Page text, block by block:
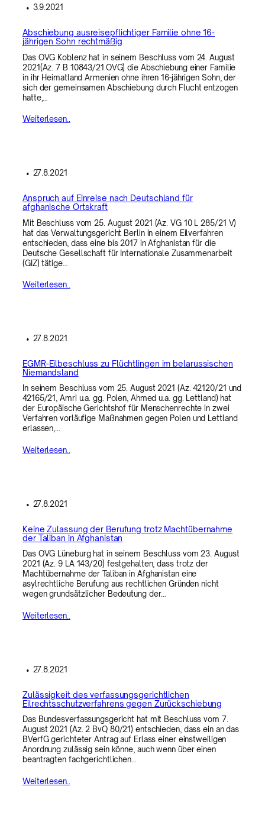
• 3.9.2021
Abschiebung ausreisepflichtiger Familie ohne 16-
jährigen Sohn rechtmäßig
Das OVG Koblenz hat in seinem Beschluss vom 24. August
2021(Az. 7 B 10843/21.OVG) die Abschiebung einer Familie
in ihr Heimatland Armenien ohne ihren 16-jährigen Sohn, der
sich der gemeinsamen Abschiebung durch Flucht entzogen
hatte,…
Weiterlesen..
• 27.8.2021
Anspruch auf Einreise nach Deutschland für
afghanische Ortskraft
Mit Beschluss vom 25. August 2021 (Az. VG 10 L 285/21 V)
hat das Verwaltungsgericht Berlin in einem Eilverfahren
entschieden, dass eine bis 2017 in Afghanistan für die
Deutsche Gesellschaft für Internationale Zusammenarbeit
(GIZ) tätige…
Weiterlesen..
• 27.8.2021
EGMR-Eilbeschluss zu Flüchtlingen im belarussischen
Niemandsland
In seinem Beschluss vom 25. August 2021 (Az. 42120/21 und
42165/21, Amri u.a. gg. Polen, Ahmed u.a. gg. Lettland) hat
der Europäische Gerichtshof für Menschenrechte in zwei
Verfahren vorläufige Maßnahmen gegen Polen und Lettland
erlassen,…
Weiterlesen..
• 27.8.2021
Keine Zulassung der Berufung trotz Machtübernahme
der Taliban in Afghanistan
Das OVG Lüneburg hat in seinem Beschluss vom 23. August
2021 (Az. 9 LA 143/20) festgehalten, dass trotz der
Machtübernahme der Taliban in Afghanistan eine
asylrechtliche Berufung aus rechtlichen Gründen nicht
wegen grundsätzlicher Bedeutung der…
Weiterlesen..
• 27.8.2021
Zulässigkeit des verfassungsgerichtlichen
Eilrechtsschutzverfahrens gegen Zurückschiebung
Das Bundesverfassungsgericht hat mit Beschluss vom 7.
August 2021 (Az. 2 BvQ 80/21) entschieden, dass ein an das
BVerfG gerichteter Antrag auf Erlass einer einstweiligen
Anordnung zulässig sein könne, auch wenn über einen
beantragten fachgerichtlichen…
Weiterlesen..